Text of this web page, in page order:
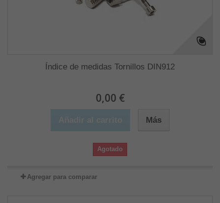
Índice de medidas Tornillos DIN912
0,00 €
Más
Agotado
Agregar para comparar